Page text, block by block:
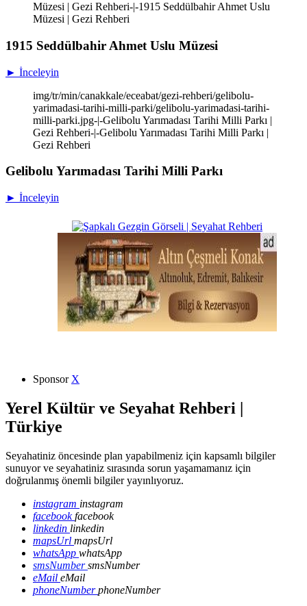
Müzesi | Gezi Rehberi-|-1915 Seddülbahir Ahmet Uslu
Müzesi | Gezi Rehberi
1915 Seddülbahir Ahmet Uslu Müzesi
► İnceleyin
img/tr/min/canakkale/eceabat/gezi-rehberi/gelibolu-
yarimadasi-tarihi-milli-parki/gelibolu-yarimadasi-tarihi-
milli-parki.jpg-|-Gelibolu Yarımadası Tarihi Milli Parkı |
Gezi Rehberi-|-Gelibolu Yarımadası Tarihi Milli Parkı |
Gezi Rehberi
Gelibolu Yarımadası Tarihi Milli Parkı
► İnceleyin
Sponsor X
Yerel Kültür ve Seyahat Rehberi |
Türkiye
Seyahatiniz öncesinde plan yapabilmeniz için kapsamlı bilgiler
sunuyor ve seyahatiniz sırasında sorun yaşamamanız için
doğrulanmış önemli bilgiler yayınlıyoruz.
instagram instagram
facebookfacebook
linkedin linkedin
mapsUrl mapsUrl
whatsApp whatsApp
smsNumbersmsNumber
eMail eMail
phoneNumberphoneNumber